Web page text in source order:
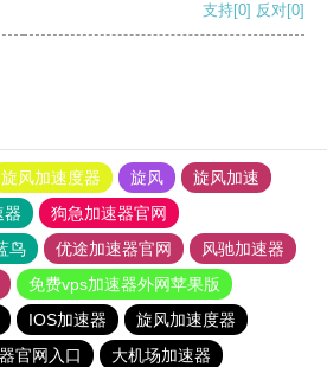
支持[0] 反对[0]
旋风加速度器 旋风
旋风加速
器
狗急加速器官网
鸟 优途加速器官网
风驰加速器
免费vps加速器外网苹果版
IOS加速器
旋风加速度器
官网入口
大机场加速器